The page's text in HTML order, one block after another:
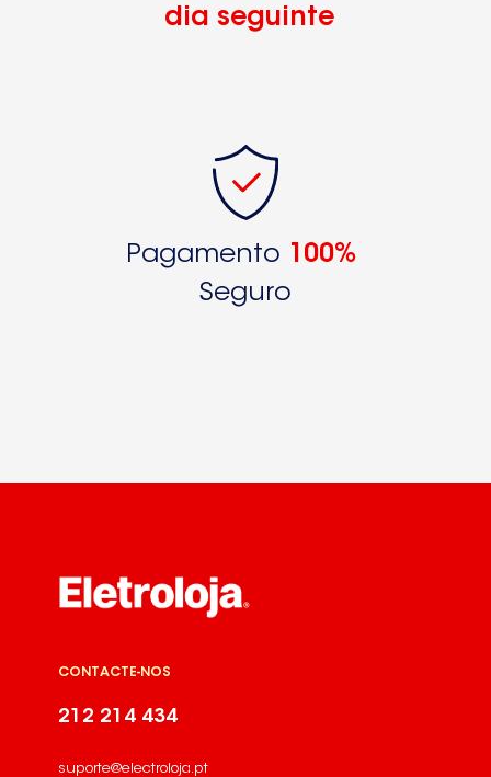
dia seguinte
Pagamento
100%
Seguro
CONTACTE-NOS
212 214 434
suporte@electroloja.pt